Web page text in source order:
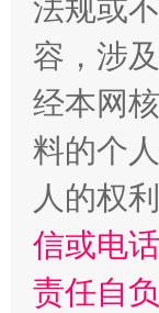
法规或
容，涉
经本网
料的个
人的权
信或电
责任自负